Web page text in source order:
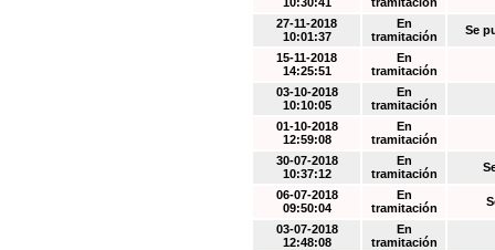
27-11-2018
10:01:37
En
tramitación
Se
15-11-2018
14:25:51
En
tramitación
03-10-2018
10:10:05
En
tramitación
01-10-2018
12:59:08
En
tramitación
30-07-2018
10:37:12
En
tramitación
06-07-2018
09:50:04
En
tramitación
03-07-2018
12:48:08
En
tramitación